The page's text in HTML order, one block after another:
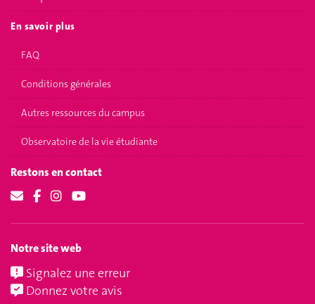
En savoir plus
FAQ
Conditions générales
Autres ressources du campus
Observatoire de la vie étudiante
Restons en contact
Notre site web
Signalez une erreur
Donnez votre avis